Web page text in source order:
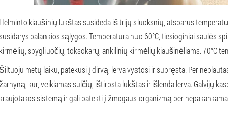
Helminto kiaušinių lukštas susideda iš trijų sluoksnių, atsparus
palankios sąlygos. Temperatūra nuo 60°C, tiesioginiai saulės
kirmėlių, spygliuočių, toksokarų, ankilinių kirmėlių kiaušinėliams. 70°C
Šiltuoju metų laiku, patekusi į dirvą, lerva vystosi ir subręsta. Per
žarnyną, kur, veikiamas sulčių, ištirpsta lukštas ir išlenda lerva. Galvijų
kraujotakos sistemą ir gali patekti į žmogaus organizmą per